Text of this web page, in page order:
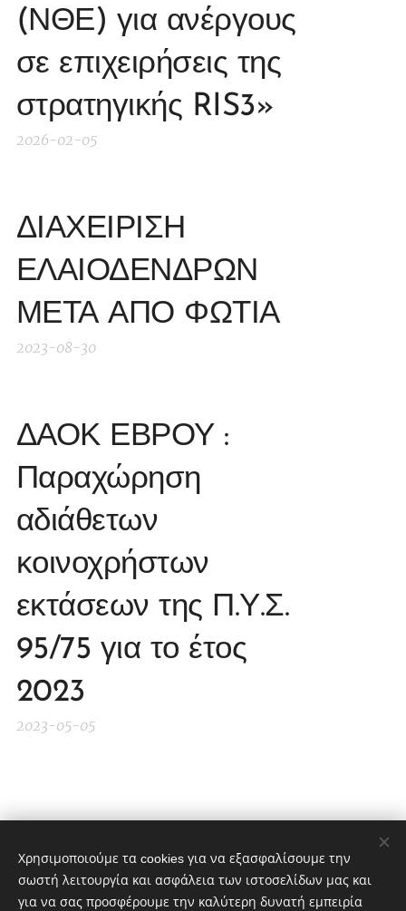
(ΝΘΕ) για ανέργους
σε επιχειρήσεις της
στρατηγικής RIS3»
2026-02-05
ΔΙΑΧΕΙΡΙΣΗ
ΕΛΑΙΟΔΕΝΔΡΩΝ
ΜΕΤΑ ΑΠΟ ΦΩΤΙΑ
2023-08-30
ΔΑΟΚ ΕΒΡΟΥ :
Παραχώρηση
αδιάθετων
κοινοχρήστων
εκτάσεων της Π.Υ.Σ.
95/75 για το έτος
2023
2023-05-05
Χρησιμοποιούμε τα cookies για να εξασφαλίσουμε την
σωστή λειτουργία και ασφάλεια των ιστοσελίδων μας και
για να σας προσφέρουμε την καλύτερη δυνατή εμπειρία